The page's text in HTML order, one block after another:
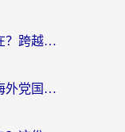
在欧洲可以打战双帕弥什吗现在？跨越延迟墙的实战指南
国外奇迹暖暖加速器有哪些？海外党国服游戏畅玩终极指南（附亲测推荐）